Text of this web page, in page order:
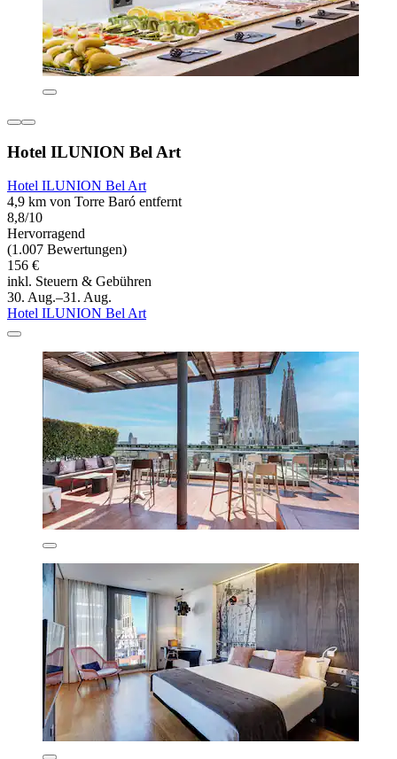
Hotel ILUNION Bel Art
Hotel ILUNION Bel Art
4,9 km von Torre Baró entfernt
8,8/10
Hervorragend
(1.007 Bewertungen)
156 €
inkl. Steuern & Gebühren
30. Aug.–31. Aug.
Hotel ILUNION Bel Art